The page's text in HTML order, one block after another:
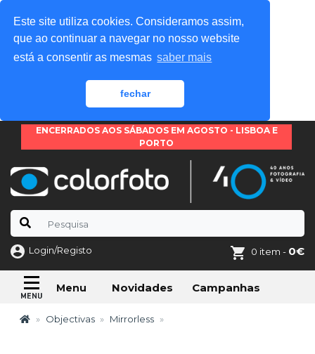
Este site utiliza cookies. Consideramos assim,
que ao continuar a navegar no nosso website
está a consentir as mesmas saber mais
fechar
ENCERRADOS AOS SÁBADOS EM AGOSTO - LISBOA E
PORTO
Login/Registo 0 item - 0€
Menu Novidades Campanhas
Objectivas Mirrorless